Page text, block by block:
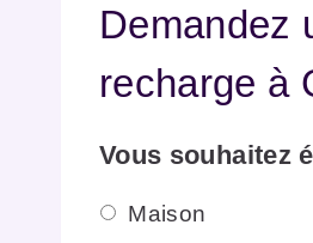
Demandez
recharge à
Vous souhaitez
Maison